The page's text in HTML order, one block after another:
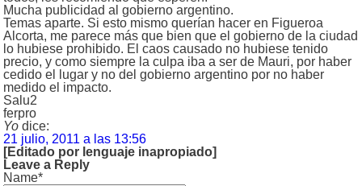
Mucha publicidad al gobierno argentino.
Temas aparte. Si esto mismo querían hacer en Figueroa
Alcorta, me parece más que bien que el gobierno de la ciudad
lo hubiese prohibido. El caos causado no hubiese tenido
precio, y como siempre la culpa iba a ser de Mauri, por haber
cedido el lugar y no del gobierno argentino por no haber
medido el impacto.
Salu2
ferpro
Yo dice:
21 julio, 2011 a las 13:56
[Editado por lenguaje inapropiado]
Leave a Reply
Name*